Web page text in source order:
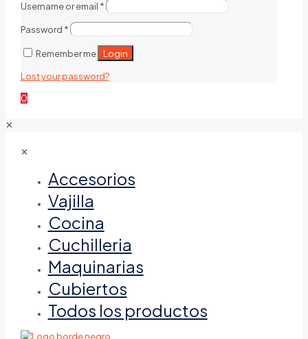
Username or email *
Password *
Remember me Login
Lost your password?
0
✕
✕
Accesorios
Vajilla
Cocina
Cuchilleria
Maquinarias
Cubiertos
Todos los productos